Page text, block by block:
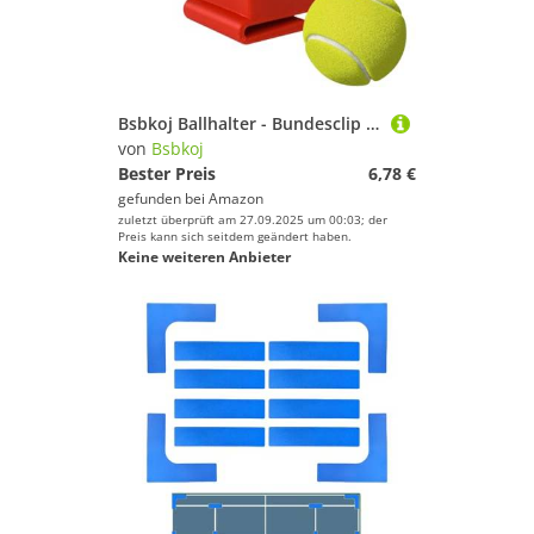
Bsbkoj Ballhalter - Bundesclip -Klemme Für Einfache Lagerung, Training Im Freien Mit Freisprechfunktion, Sportgeräteorganisator Für Das, Leichtes Material
von Bsbkoj
Bester Preis
6,78 €
gefunden bei Amazon
zuletzt überprüft am 27.09.2025 um 00:03; der
Preis kann sich seitdem geändert haben.
Keine weiteren Anbieter